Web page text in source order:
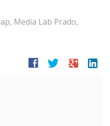
, Media Lab Prado,
facebook twitter google linkedin